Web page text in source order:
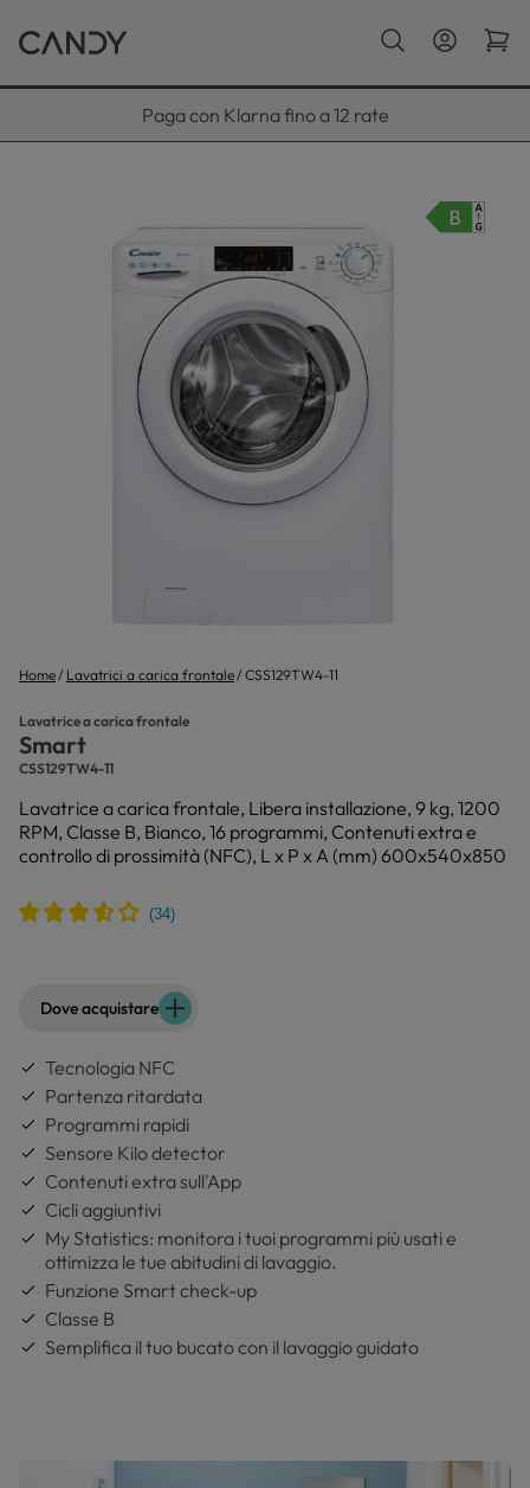
Paga con Klarna fino a 12 rate
Home Lavatrici a carica frontale CSS129TW4-11
Lavatrice a carica frontale
Smart
CSS129TW4-11
Lavatrice a carica frontale, Libera installazione, 9 kg, 1200
RPM, Classe B, Bianco, 16 programmi, Contenuti extra e
controllo di prossimità (NFC), L x P x A (mm) 600x540x850
Dove acquistare
Tecnologia NFC
Partenza ritardata
Programmi rapidi
Sensore Kilo detector
Contenuti extra sull'App
Cicli aggiuntivi
My Statistics: monitora i tuoi programmi più usati e
ottimizza le tue abitudini di lavaggio.
Funzione Smart check-up
Classe B
Semplifica il tuo bucato con il lavaggio guidato